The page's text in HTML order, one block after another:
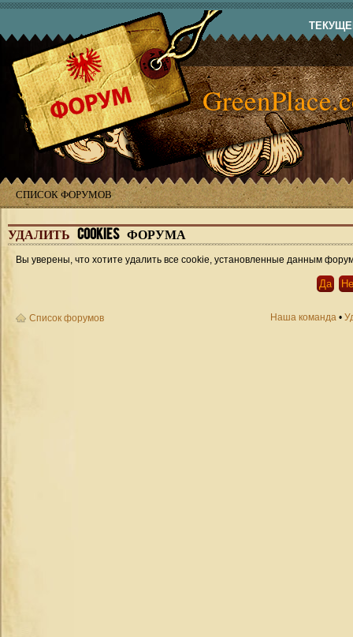
СПИСОК ФОРУМОВ
УДАЛИТЬ COOKIES ФОРУМА
Вы уверены, что хотите удалить все cookie, установленные данным
Список форумов Наша команда •